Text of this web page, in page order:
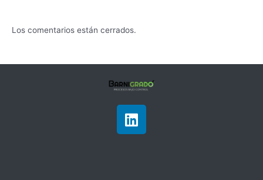
Los comentarios están cerrados.
L
i